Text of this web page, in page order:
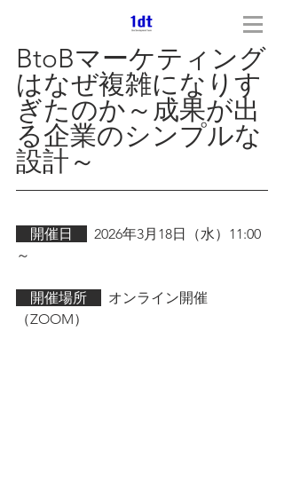
BtoBマーケティング
はなぜ複雑になりす
ぎたのか～成果が出
る企業のシンプルな
設計～
開催日
2026年3月18日（水）11:00
～
開催場所
  オンライン開催
（ZOOM）